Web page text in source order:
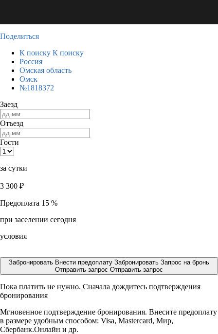
Поделиться
К поиску К поиску
Россия
Омская область
Омск
№1818372
Заезд
Отъезд
Гости
за сутки
3 300 ₽
Предоплата 15 %
при заселении сегодня
условия
Забронировать Внести предоплату Забронировать Запрос на бронь
Отправить запрос Отправить запрос
Пока платить не нужно. Сначала дождитесь подтверждения
бронирования
Мгновенное подтверждение бронирования. Внесите предоплату
в размере удобным способом: Visa, Mastercard, Мир,
Сбербанк.Онлайн и др.